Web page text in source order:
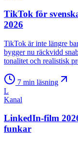
TikTok för
2026
TikTok är inte längre
bygger nu räckvidd
tonalitet och realistisk
7 min läsning
L
Kanal
LinkedIn-film
funkar